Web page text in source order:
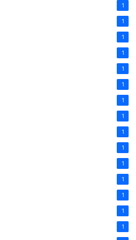
1
1
1
1
1
1
1
1
1
1
1
1
1
1
1